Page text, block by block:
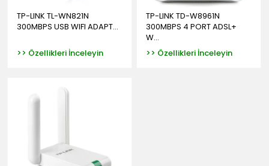
TP-LINK TL-WN821N
300MBPS USB WIFI ADAPT...
>> Özellikleri İnceleyin
TP-LINK TD-W8961N
300MBPS 4 PORT ADSL+
W...
>> Özellikleri İnceleyin